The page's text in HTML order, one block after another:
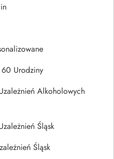
60 Urodziny
Alkoholowych
Śląsk
Śląsk